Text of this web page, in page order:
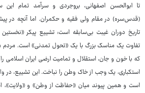
تا ابوالحسن اصفهانی، بروجردی و سرآمد تمام
(قدس‌سره) در مقام ولی فقیه و حکمران. اما آنچه در
تاریخ دوران غیبت بی‌سابقه است: تشییع پیکر
تفاوت یک مناسک بزرگ با یک «تحول تمدنی» است. مردم
که با خون و جان، استقلال و تمامیت ارضی ایران اسلامی
استکباری، یک وجب از خاک وطن را نباخت. این تشییع، در
است و همین پیوند میان «حفاظت از وطن» و «ولایت»،